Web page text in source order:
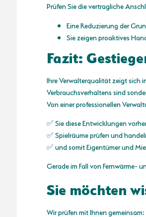
Prüfen Sie die vertragliche
Eine Reduzierung der
Sie zeigen proaktives
Fazit:
Ihre Verwalterqualität zeigt sich
Verbrauchsverhaltens sind
Von einer professionellen
✅ Sie diese Entwicklungen
✅ Spielräume prüfen und
✅ und somit Eigentümer und
Gerade im Fall von Fernwärme-
Sie möchten
Wir prüfen mit Ihnen gemeinsam: